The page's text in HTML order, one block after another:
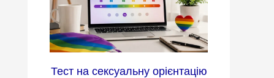
Тест на сексуальну орієнтацію